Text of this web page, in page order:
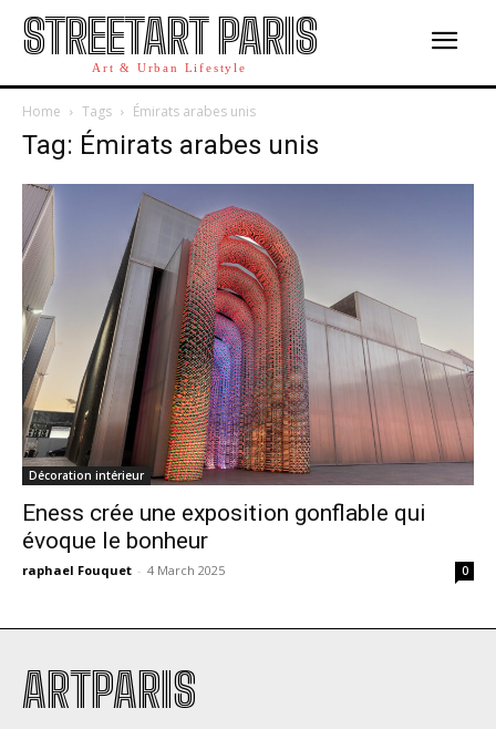
STREETART PARIS
Art & Urban Lifestyle
Home Tags Émirats arabes unis
Tag: Émirats arabes unis
Décoration intérieur
Eness crée une exposition gonflable qui
évoque le bonheur
raphael Fouquet - 4 March 2025 0
ARTPARIS